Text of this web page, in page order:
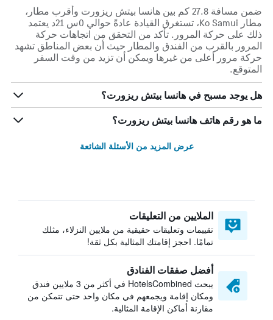
ضمن مسافة 27.8 كم بين هانسا بيتش ريزورت وأقرب مطار،
مطار Ko Samui، تستغرق القيادة عادةً حوالي 0س 21د يعتمد
ذلك على حركة المرور. تأكد من التحقق من اتجاهات حركة
المرور بالقرب من الفندق والمطار حيث أن بعض المناطق تشهد
حركة مرور أعلى من غيرها ويمكن أن تزيد من وقت السفر
المتوقع.
هل يوجد مسبح في هانسا بيتش ريزورت؟
ما هو رقم هاتف هانسا بيتش ريزورت؟
عرض المزيد من الأسئلة الشائعة
الملايين من التعليقات
تقييمات وتعليقات حقيقية من ملايين النزلاء، مثلك
تمامًا. احجز إقامتك المثالية بكل ثقة!
أفضل صفقات الفنادق
يبحث HotelsCombined في أكثر من 3 ملايين فندق
ومكان إقامة ويجمعهم في مكان واحد حتى تتمكن من
مقارنة أماكن الإقامة المثالية.